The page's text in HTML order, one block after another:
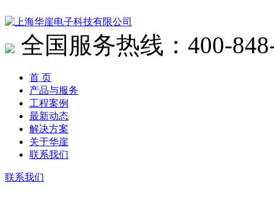
全国服务热线：400-
首 页
产品与服务
工程案例
最新动态
解决方案
关于华崖
联系我们
联系我们